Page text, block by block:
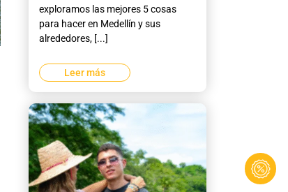
exploramos las mejores 5 cosas
para hacer en Medellín y sus
alrededores, [...]
Leer más